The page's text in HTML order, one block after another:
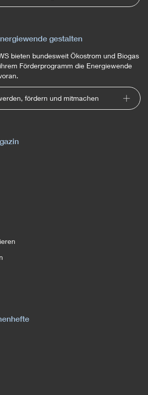
gestalten
bieten bundesweit Ökostrom und Biogas
Förderprogramm die Energiewende
fördern und mitmachen